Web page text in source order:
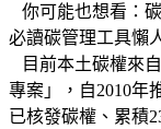
你可能也想看：
必讀碳管理工具懶
目前本土碳權來
專案」，自2010年
已核發碳權、累積